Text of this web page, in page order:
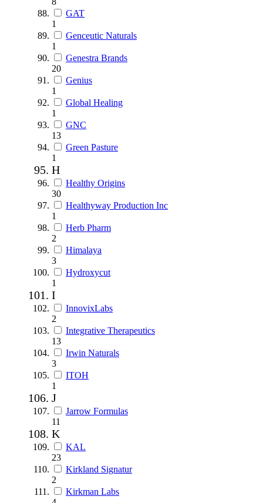
GAT
1
Genceutic Naturals
1
Genestra Brands
20
Genius
1
Global Healing
1
GNC
13
Green Pasture
1
H
Healthy Origins
30
Healthyway Production Inc
1
Herb Pharm
2
Himalaya
3
Hydroxycut
1
I
InnovixLabs
2
Integrative Therapeutics
13
Irwin Naturals
3
ITOH
1
J
Jarrow Formulas
11
K
KAL
23
Kirkland Signatur
2
Kirkman Labs